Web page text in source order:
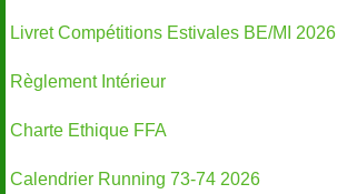
Livret Compétitions Estivales BE/MI 2026
Règlement Intérieur
Charte Ethique FFA
Calendrier Running 73-74 2026